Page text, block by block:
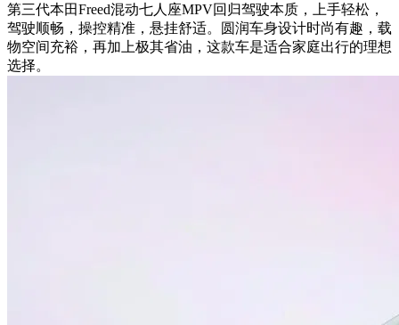
第三代本田Freed混动七人座MPV回归驾驶本质，上手轻松，
驾驶顺畅，操控精准，悬挂舒适。圆润车身设计时尚有趣，载
物空间充裕，再加上极其省油，这款车是适合家庭出行的理想
选择。